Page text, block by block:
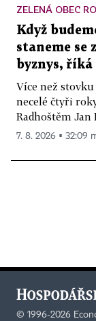
ZELENÁ OBEC
Když
staneme se
byznys,
Více než
necelé čtyři
Radhoštěm Jan
7. 8. 2026 ▪ 32:09
© 1996-2026